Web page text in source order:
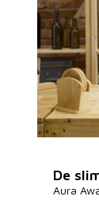
De
Aura